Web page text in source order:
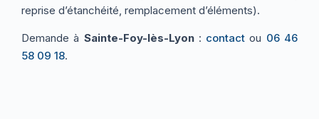
reprise d’étanchéité, remplacement d’éléments).
Demande à Sainte-Foy-lès-Lyon: contact ou 06 46
58 09 18.